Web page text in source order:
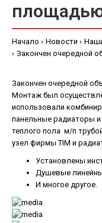
Начало Новости
Закончен очередной
Закончен очередной
Монтаж был
использовали
панельные радиаторы
теплого пола м/п
узел фирмы TIM и
Установлены
Душевые
И многое другое.